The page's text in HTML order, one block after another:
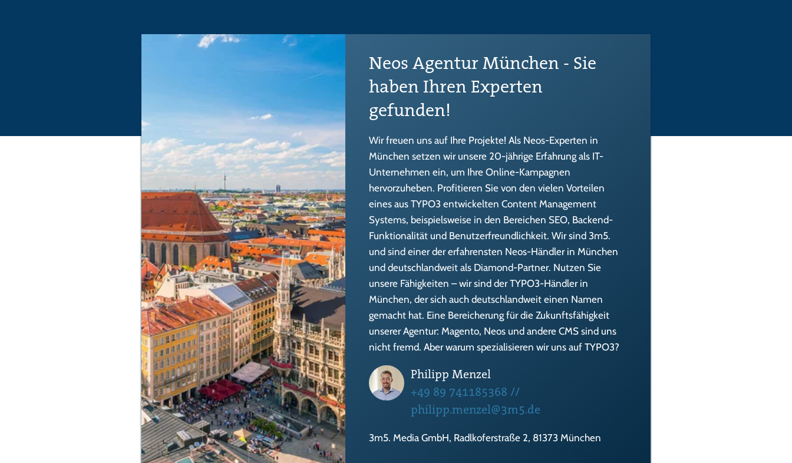
Neos Agentur München - Sie
haben Ihren Experten
gefunden!
Wir freuen uns auf Ihre Projekte! Als Neos-Experten in
München setzen wir unsere 20-jährige Erfahrung als IT-
Unternehmen ein, um Ihre Online-Kampagnen
hervorzuheben. Profitieren Sie von den vielen Vorteilen
eines aus TYPO3 entwickelten Content Management
Systems, beispielsweise in den Bereichen SEO, Backend-
Funktionalität und Benutzerfreundlichkeit. Wir sind 3m5.
und sind einer der erfahrensten Neos-Händler in München
und deutschlandweit als Diamond-Partner. Nutzen Sie
unsere Fähigkeiten – wir sind der TYPO3-Händler in
München, der sich auch deutschlandweit einen Namen
gemacht hat. Eine Bereicherung für die Zukunftsfähigkeit
unserer Agentur: Magento, Neos und andere CMS sind uns
nicht fremd. Aber warum spezialisieren wir uns auf TYPO3?
Philipp Menzel
+49 89 741185368 //
philipp.menzel@3m5.de
3m5. Media GmbH, Radlkoferstraße 2, 81373 München